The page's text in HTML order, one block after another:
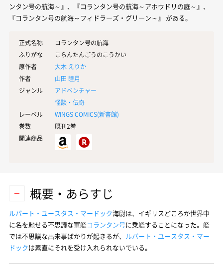
ンタン号の航海～』、『コランタン号の航海～アホウドリの庭～』、
『コランタン号の航海～フィドラーズ・グリーン～』 がある。
正式名称
コランタン号の航海
ふりがな
こらんたんごうのこうかい
原作者
大木 えりか
作者
山田 睦月
ジャンル
アドベンチャー
怪談・伝奇
レーベル
WINGS COMICS(新書館)
巻数
既刊2巻
関連商品
概要・あらすじ
ルパート・ユースタス・マードック海尉は、イギリスどころか世界中
に名を馳せる不思議な軍艦コランタン号に乗艦することになった。艦
では不思議な出来事ばかりが起きるが、 ルパート・ユースタス・マー
ドックは素直にそれを受け入れられないでいる。